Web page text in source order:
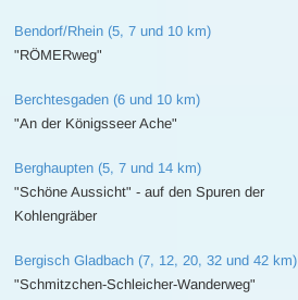
Bendorf/Rhein (5, 7 und 10 km)
"RÖMERweg"
Berchtesgaden (6 und 10 km)
"An der Königsseer Ache"
Berghaupten (5, 7 und 14 km)
"Schöne Aussicht" - auf den Spuren der
Kohlengräber
Bergisch Gladbach (7, 12, 20, 32 und 42 km)
"Schmitzchen-Schleicher-Wanderweg"